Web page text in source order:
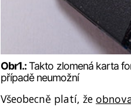
Obr1.:Takto zlomená karta
případě neumožní
Všeobecně platí, že